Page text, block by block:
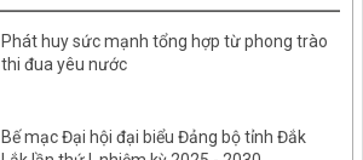
Phát huy sức mạnh tổng hợp từ phong trào
thi đua yêu nước
Bế mạc Đại hội đại biểu Đảng bộ tỉnh Đắk